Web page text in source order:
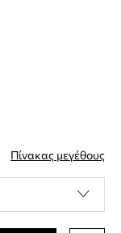
Πίνακας μεγέθους